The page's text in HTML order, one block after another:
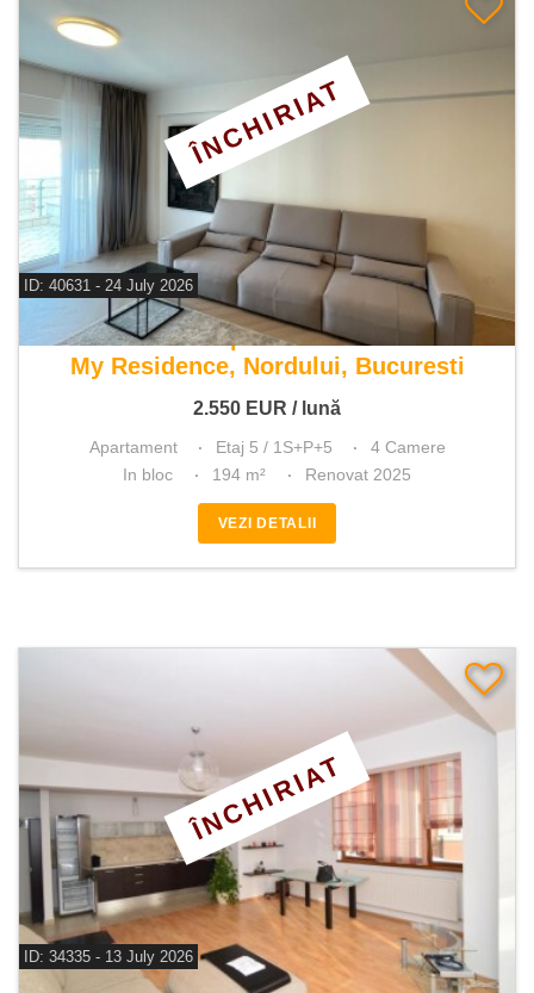
ID: 40631 - 24 July 2026
De inchiriat apartament 4 camere
My Residence, Nordului, Bucuresti
2.550 EUR / lună
ÎNCHIRIAT
Apartament Etaj 5 / 1S+P+5
4 Camere
In bloc
194 m² Renovat 2025
VEZI DETALII
ID: 34335 - 13 July 2026
ÎNCHIRIAT